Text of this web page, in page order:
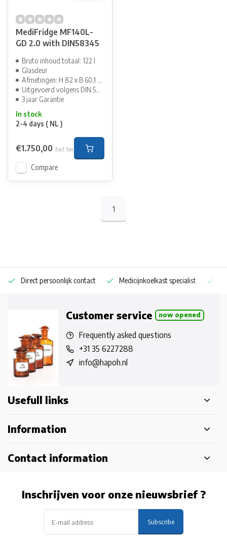
MediFridge MF140L-
GD 2.0 with DIN58345
Bruto inhoud totaal: 122 l
Glasdeur
Afmetingen: H 82 x B 60,1 cm
Uitgevoerd volgens DIN 58345
3 jaar Garantie
In stock
2-4 days ( NL )
€1.750,00 Excl. tax
Compare
1
Direct persoonlijk contact Medicijnkoelkast specialist
Customer service now opened
Frequently asked questions
+31 35 6227288
info@hapoh.nl
Usefull links
Information
Contact information
Inschrijven voor onze nieuwsbrief ?
Subscribe